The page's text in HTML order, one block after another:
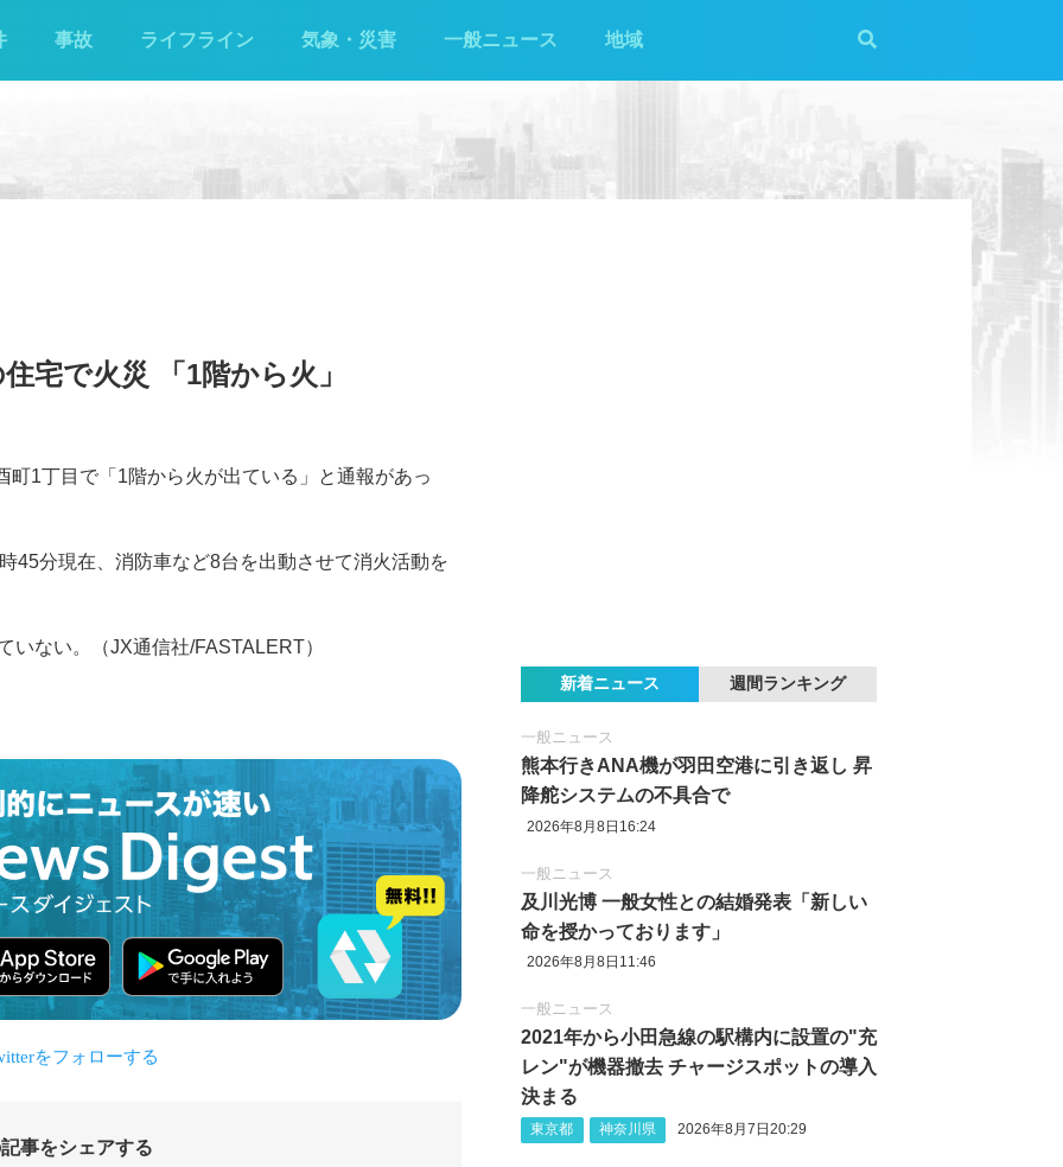
事故 ライフライン 気象・災害 一般ニュース 地域
宅で火災 「1階から火」
1丁目で「1階から火が出ている」と通報があっ
45分現在、消防車など8台を出動させて消火活動を
いない。（JX通信社/FASTALERT）
事をシェアする
新着ニュース 週間ランキング
一般ニュース
熊本行きANA機が羽田空港に引き返し 昇
降舵システムの不具合で
2026年8月8日16:24
一般ニュース
及川光博 一般女性との結婚発表「新しい
命を授かっております」
2026年8月8日11:46
一般ニュース
2021年から小田急線の駅構内に設置の"充
レン"が機器撤去 チャージスポットの導入
決まる
東京都 神奈川県 2026年8月7日20:29